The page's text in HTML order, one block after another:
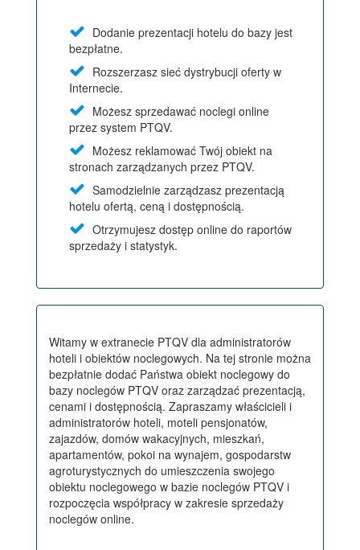
Dodanie prezentacji hotelu do bazy jest
bezpłatne.
Rozszerzasz sieć dystrybucji oferty w
Internecie.
Możesz sprzedawać noclegi online
przez system PTQV.
Możesz reklamować Twój obiekt na
stronach zarządzanych przez PTQV.
Samodzielnie zarządzasz prezentacją
hotelu ofertą, ceną i dostępnością.
Otrzymujesz dostęp online do raportów
sprzedaży i statystyk.
Witamy w extranecie PTQV dla administratorów
hoteli i obiektów noclegowych. Na tej stronie można
bezpłatnie dodać Państwa obiekt noclegowy do
bazy noclegów PTQV oraz zarządzać prezentacją,
cenami i dostępnością. Zapraszamy właścicieli i
administratorów hoteli, moteli pensjonatów,
zajazdów, domów wakacyjnych, mieszkań,
apartamentów, pokoi na wynajem, gospodarstw
agroturystycznych do umieszczenia swojego
obiektu noclegowego w bazie noclegów PTQV i
rozpoczęcia współpracy w zakresie sprzedaży
noclegów online.